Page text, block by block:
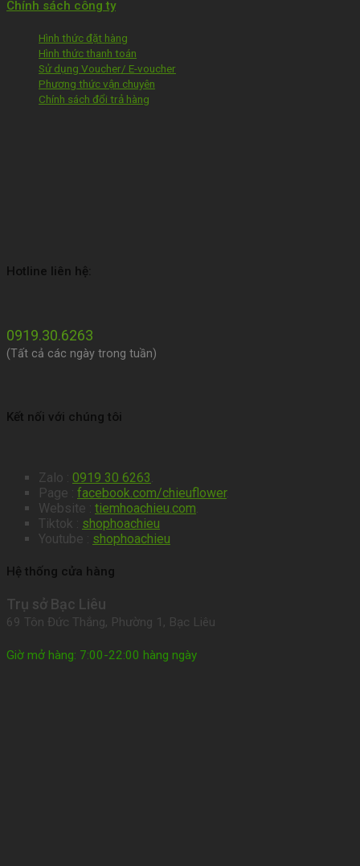
Chính sách công ty
Hình thức đặt hàng
Hình thức thanh toán
Sử dụng Voucher/ E-voucher
Phương thức vận chuyên
Chính sách đổi trả hàng
Hotline liên hệ:
0919.30.6263
(Tất cả các ngày trong tuần)
Kết nối với chúng tôi
Zalo : 0919 30 6263.
Page : facebook.com/chieuflower.
Website : tiemhoachieu.com.
Tiktok : shophoachieu
Youtube : shophoachieu
Hệ thống cửa hàng
Trụ sở Bạc Liêu
69 Tôn Đức Thắng, Phường 1, Bạc Liêu
Giờ mở hàng: 7:00-22:00 hàng ngày